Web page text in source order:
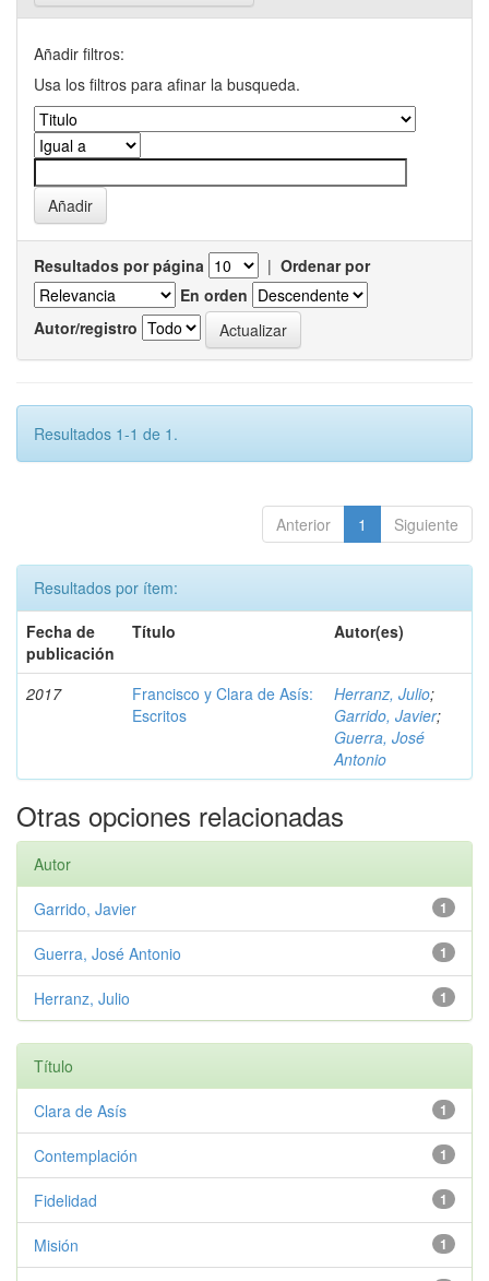
Añadir filtros:
Usa los filtros para afinar la busqueda.
Resultados por página | Ordenar por
En orden
Autor/registro
Resultados 1-1 de 1.
Anterior 1 Siguiente
Resultados por ítem:
Fecha de
publicación
Título Autor(es)
2017
Francisco y Clara de Asís:
Escritos
Herranz, Julio;
Garrido, Javier;
Guerra, José
Antonio
Otras opciones relacionadas
Autor
1
Garrido, Javier
1
Guerra, José Antonio
1
Herranz, Julio
Título
1
Clara de Asís
1
Contemplación
1
Fidelidad
1
Misión